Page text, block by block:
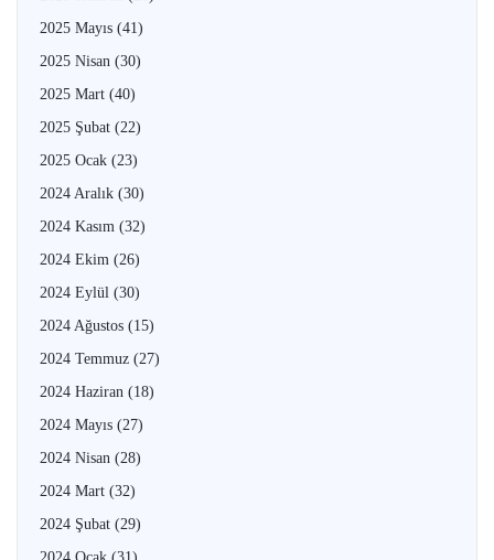
2025 Mayıs (41)
2025 Nisan (30)
2025 Mart (40)
2025 Şubat (22)
2025 Ocak (23)
2024 Aralık (30)
2024 Kasım (32)
2024 Ekim (26)
2024 Eylül (30)
2024 Ağustos (15)
2024 Temmuz (27)
2024 Haziran (18)
2024 Mayıs (27)
2024 Nisan (28)
2024 Mart (32)
2024 Şubat (29)